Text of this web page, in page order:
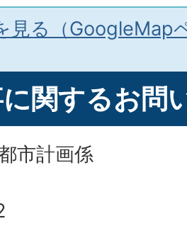
見る（GoogleMap
関するお問
市計画係